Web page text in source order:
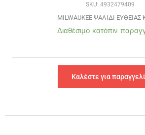
SKU: 4932479409
MILWAUKEE ΨΑΛΙΔΙ
Διαθέσιμο κατόπιν
Καλέστε για